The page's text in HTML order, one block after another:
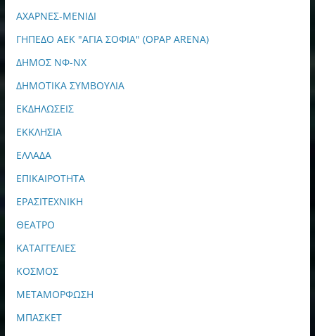
ΑΧΑΡΝΕΣ-ΜΕΝΙΔΙ
ΓΗΠΕΔΟ ΑΕΚ "ΑΓΙΑ ΣΟΦΙΑ" (OPAP ARENA)
ΔΗΜΟΣ ΝΦ-ΝΧ
ΔΗΜΟΤΙΚΑ ΣΥΜΒΟΥΛΙΑ
ΕΚΔΗΛΩΣΕΙΣ
ΕΚΚΛΗΣΙΑ
ΕΛΛΑΔΑ
ΕΠΙΚΑΙΡΟΤΗΤΑ
ΕΡΑΣΙΤΕΧΝΙΚΗ
ΘΕΑΤΡΟ
ΚΑΤΑΓΓΕΛΙΕΣ
ΚΟΣΜΟΣ
ΜΕΤΑΜΟΡΦΩΣΗ
ΜΠΑΣΚΕΤ